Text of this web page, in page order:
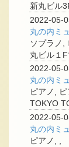
新丸ビル
2022-05-
ソプラノ,
丸ビル１
2022-05-
ピアノ,
TOKYO
2022-05-
ピアノ, ,